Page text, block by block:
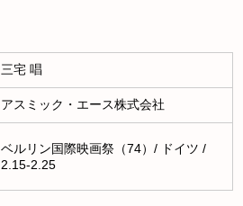
三宅 唱
アスミック・エース株式会社
ベルリン国際映画祭（74）/ ドイツ /
2.15-2.25